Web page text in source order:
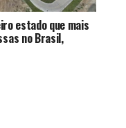
estado que mais
no Brasil,